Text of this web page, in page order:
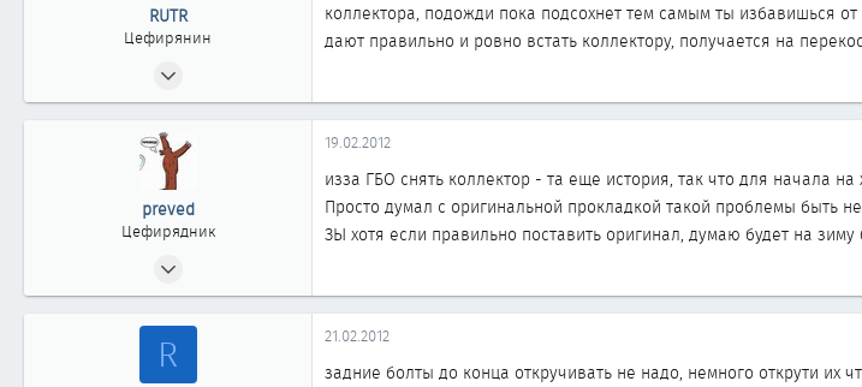
RUTR
Цефирянин
433
коллектора, подожди пока подсохнет тем самым ты избавишься
дают правильно и ровно встать коллектору, получается на перекос
preved
Цефирядник
61
19.02.2012
изза ГБО снять коллектор - та еще история, так что для начала
Просто думал с оригинальной прокладкой такой проблемы быть
ЗЫ хотя если правильно поставить оригинал, думаю будет на зиму
R 21.02.2012
задние болты до конца откручивать не надо, немного открути их